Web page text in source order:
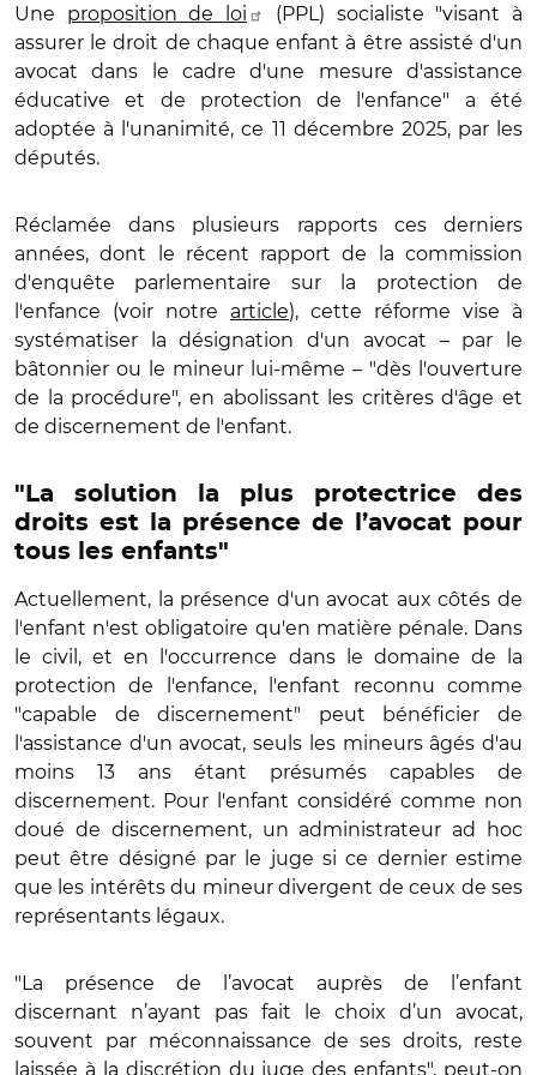
Une proposition de loi
(PPL) socialiste "visant à
assurer le droit de chaque enfant à être assisté d'un
avocat dans le cadre d'une mesure d'assistance
éducative et de protection de l'enfance" a été
adoptée à l'unanimité, ce 11 décembre 2025, par les
députés.
Réclamée dans plusieurs rapports ces derniers
années, dont le récent rapport de la commission
d'enquête parlementaire sur la protection de
l'enfance (voir notre article), cette réforme vise à
systématiser la désignation d'un avocat – par le
bâtonnier ou le mineur lui-même – "dès l'ouverture
de la procédure", en abolissant les critères d'âge et
de discernement de l'enfant.
"La solution la plus protectrice des
droits est la présence de l’avocat pour
tous les enfants"
Actuellement, la présence d'un avocat aux côtés de
l'enfant n'est obligatoire qu'en matière pénale. Dans
le civil, et en l'occurrence dans le domaine de la
protection de l'enfance, l'enfant reconnu comme
"capable de discernement" peut bénéficier de
l'assistance d'un avocat, seuls les mineurs âgés d'au
moins 13 ans étant présumés capables de
discernement. Pour l'enfant considéré comme non
doué de discernement, un administrateur ad hoc
peut être désigné par le juge si ce dernier estime
que les intérêts du mineur divergent de ceux de ses
représentants légaux.
"La présence de l’avocat auprès de l’enfant
discernant n’ayant pas fait le choix d’un avocat,
souvent par méconnaissance de ses droits, reste
laissée à la discrétion du juge des enfants", peut-on